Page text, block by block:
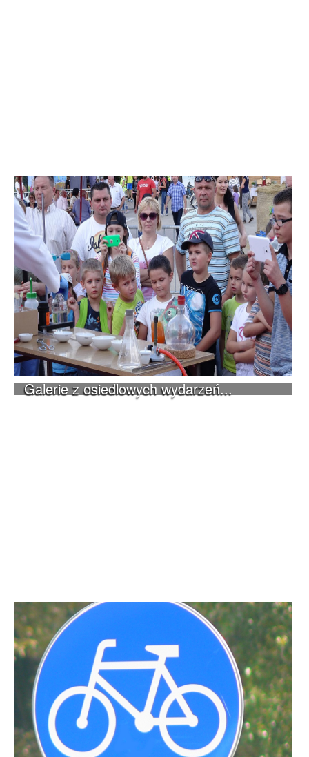
Galerie z osiedlowych wydarzeń...